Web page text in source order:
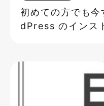
初めての方でも
dPress のインス